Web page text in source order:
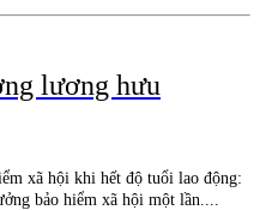
lương hưu
xã hội khi hết độ tuổi lao động:
bảo hiểm xã hội một lần....